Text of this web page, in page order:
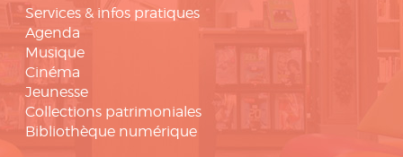
Services & infos pratiques
Agenda
Musique
Cinéma
Jeunesse
Collections patrimoniales
Bibliothèque numérique